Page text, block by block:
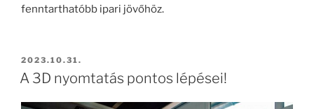
fenntarthatóbb ipari jövőhöz.
BEKÜLDVE:
2023.10.31.
A 3D nyomtatás pontos lépései!